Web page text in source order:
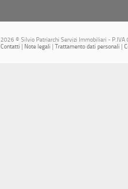
2026 © Silvio Patriarchi Servizi Immobiliari -
Contatti
Note legali |Trattamento dati personali |